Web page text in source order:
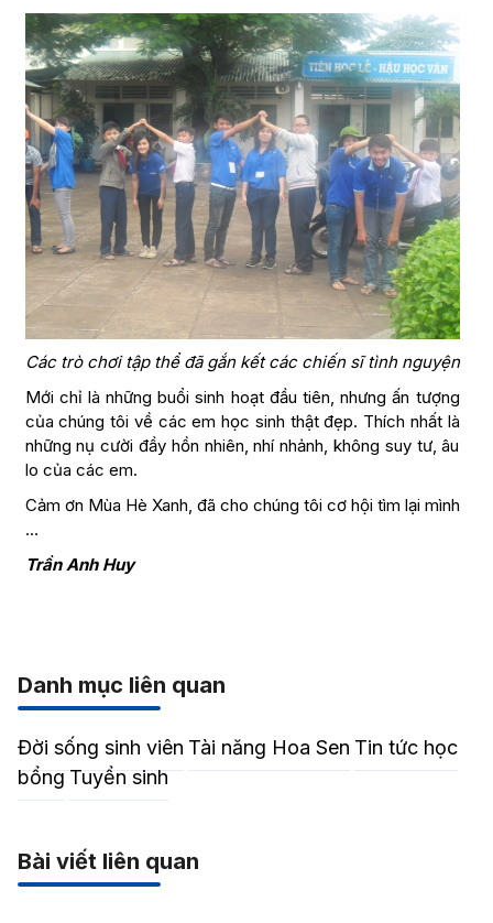
Các trò chơi tập thể đã gắn kết các chiến sĩ tình nguyện
Mới chỉ là những buổi sinh hoạt đầu tiên, nhưng ấn tượng
của chúng tôi về các em học sinh thật đẹp. Thích nhất là
những nụ cười đầy hồn nhiên, nhí nhảnh, không suy tư, âu
lo của các em.
Cảm ơn Mùa Hè Xanh, đã cho chúng tôi cơ hội tìm lại mình
…
Trần Anh Huy
Danh mục liên quan
Đời sống sinh viên Tài năng Hoa Sen Tin tức học
bổngTuyển sinh
Bài viết liên quan